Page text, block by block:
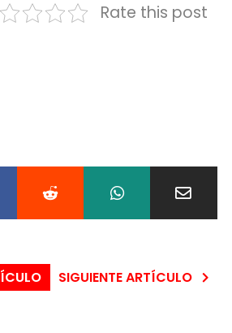
Rate this post
SIGUIENTE ARTÍCULO